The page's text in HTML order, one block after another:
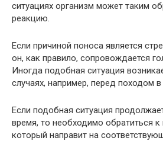
ситуациях организм может таким
реакцию.
Если причиной поноса является
он, как правило, сопровождается
Иногда подобная ситуация
случаях, например, перед походом в
Если подобная ситуация
время, то необходимо обратиться к
который направит на